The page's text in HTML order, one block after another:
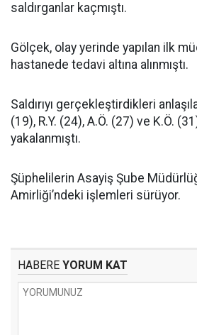
saldırganlar kaçmıştı.
Gölçek, olay yerinde yapılan ilk
hastanede tedavi altına alınmıştı.
Saldırıyı gerçekleştirdikleri
(19), R.Y. (24), A.Ö. (27) ve K.Ö.
yakalanmıştı.
Şüphelilerin Asayiş Şube
Amirliği’ndeki işlemleri sürüyor.
HABERE YORUM KAT